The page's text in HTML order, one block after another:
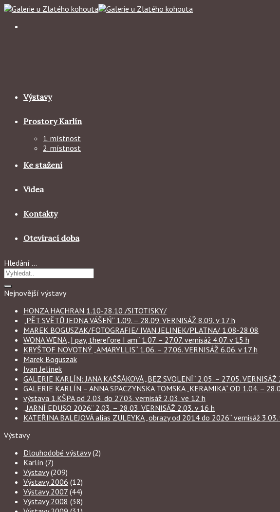
Skip
content
Výstavy
Prostory Karlín
1. místnost
2. místnost
Ke stažení
Videa
Kontakty
Otevírací doba
Hledání …
Nejnovější výstavy
HONZA HACHRAN 1.10-28.10 /SITOTISKY/
„PĚT SVĚTŮ JEDNA VÁŠEŃ“ 1.09. – 28.09. VERNISÁŽ 8.09. v 17 h
MAREK BOGUSZAK/FOTOGRAFIE/ IVAN JELINEK/PLATNA/ 1.08-28.08
WONA WENA „I pay, therefore I am“ 1.07. – 27.07. vernisáž 4.07. v 15 h
KRYŠTOF NOVOTNÝ „AMARYLLIS“ 1.06. – 27.06. VERNISÁŽ 6.06. v 17 h
Marek Boguszak
Ivan Jelínek
GALERIE KARLÍN: JANA KAŠŠÁKOVÁ „BEZ SVOLENÍ“ 2.05. – 27.05.
GALERIE KARLÍN – ANNA SPACZYNSKA TOMSKA „KERAMIKA“ OD 1.04. –
výstava 1.KŠPA od 2.03. do 27.03. vernisáž 2.03. ve 12 h
„JARNÍ EDUSO 2026“ 2.03. – 28.03. VERNISÁŽ 2.03. v 16 h
KATEŘINA BALEJOVÁ alias ZULEYKA „obrazy od 2014 do 2026“ vernisáž 3.03.
Výstavy
Dlouhodobé výstavy(2)
Karlín (7)
Výstavy(209)
Výstavy 2006 (12)
Výstavy 2007 (44)
Výstavy 2008 (38)